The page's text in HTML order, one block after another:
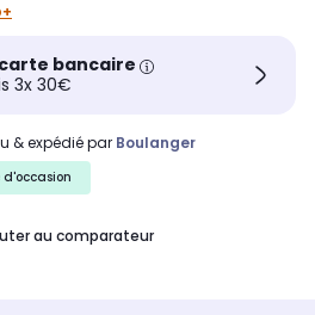
carte bancaire
3x 30€
& expédié par Boulanger
d'occasion
au comparateur